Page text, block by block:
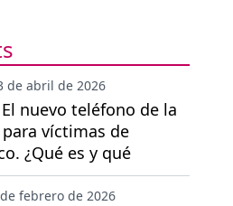
de abril de 2026
nuevo teléfono de la
para víctimas de
¿Qué es y qué
te garantiza?
febrero de 2026